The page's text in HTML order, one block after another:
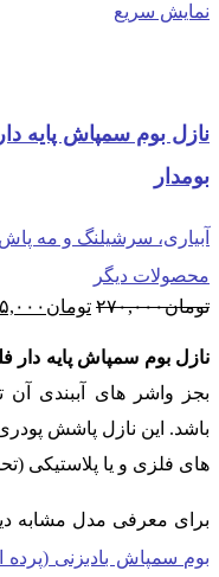
نمایش سریع
نازل بوم سمپاش پایه
بومدار
آبیاری، سرشیلنگ و مه پاش
محصولات دیگر
تومان۲۷۰,۰۰۰ قیمت
بود.
تومان
نازل بوم سمپاش پایه دار
بجز واشر های آببندی
باشد. این نازل پاشش
های فلزی و یا
برای معرفی مدل مشابه
بوم سمپاش بادبزنی